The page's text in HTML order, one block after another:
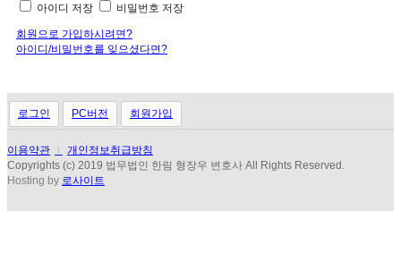
아이디 저장 비밀번호 저장
회원으로 가입하시려면?
아이디/비밀번호를 잊으셨다면?
로그인 PC버전 회원가입
이용약관 l
개인정보취급방침
Copyrights (c) 2019 법무법인 한림 형장우 변호사 All Rights Reserved.
Hosting by 로사이트